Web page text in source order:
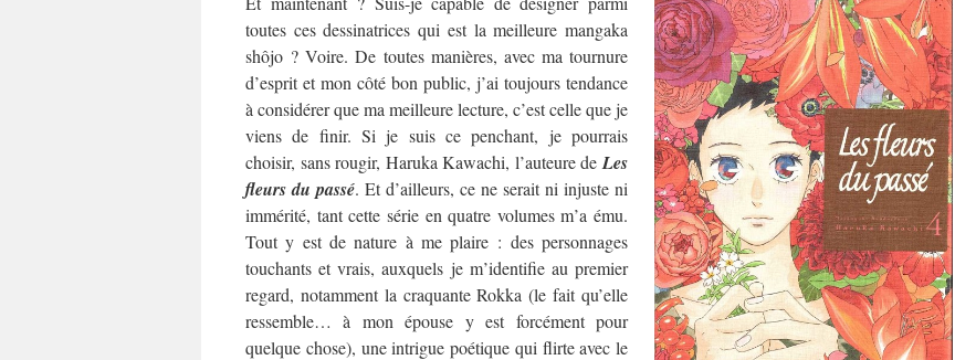
toutes ces dessinatrices qui est la meilleure mangaka
shôjo ? Voire. De toutes manières, avec ma tournure
d’esprit et mon côté bon public, j’ai toujours tendance
à considérer que ma meilleure lecture, c’est celle que je
viens de finir. Si je suis ce penchant, je pourrais
choisir, sans rougir, Haruka Kawachi, l’auteure deLes
fleurs du passé. Et d’ailleurs, ce ne serait ni injuste ni
immérité, tant cette série en quatre volumes m’a ému.
Tout y est de nature à me plaire : des personnages
touchants et vrais, auxquels je m’identifie au premier
regard, notamment la craquante Rokka (le fait qu’elle
ressemble… à mon épouse y est forcément pour
quelque chose), une intrigue poétique qui flirte avec le